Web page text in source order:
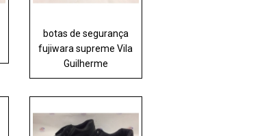
botas de segurança
fujiwara supreme Vila
Guilherme